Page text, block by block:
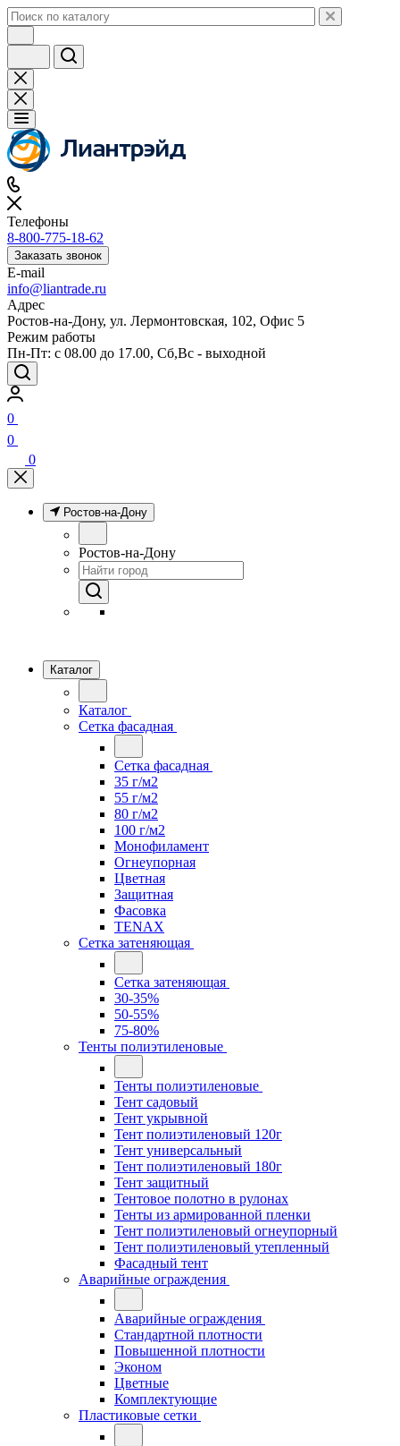
Телефоны
8-800-775-18-62
Заказать звонок
E-mail
info@liantrade.ru
Адрес
Ростов-на-Дону, ул. Лермонтовская, 102, Офис 5
Режим работы
Пн-Пт: c 08.00 до 17.00, Cб,Вс - выходной
0
0
0
Ростов-на-Дону
Ростов-на-Дону
Каталог
Каталог
Сетка фасадная
Сетка фасадная
35 г/м2
55 г/м2
80 г/м2
100 г/м2
Монофиламент
Огнеупорная
Цветная
Защитная
Фасовка
TENAX
Сетка затеняющая
Сетка затеняющая
30-35%
50-55%
75-80%
Тенты полиэтиленовые
Тенты полиэтиленовые
Тент садовый
Тент укрывной
Тент полиэтиленовый 120г
Тент универсальный
Тент полиэтиленовый 180г
Тент защитный
Тентовое полотно в рулонах
Тенты из армированной пленки
Тент полиэтиленовый огнеупорный
Тент полиэтиленовый утепленный
Фасадный тент
Аварийные ограждения
Аварийные ограждения
Стандартной плотности
Повышенной плотности
Эконом
Цветные
Комплектующие
Пластиковые сетки